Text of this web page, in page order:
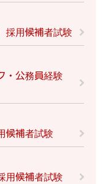
採用候補者試験
・公務員経験
候補者試験
用候補者試験